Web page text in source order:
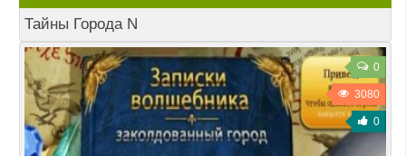
Тайны Города N
0
3080
0